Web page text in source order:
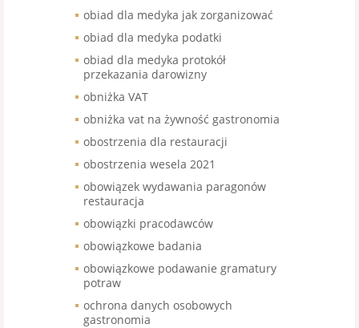
obiad dla medyka jak zorganizować
obiad dla medyka podatki
obiad dla medyka protokół
przekazania darowizny
obniżka VAT
obniżka vat na żywność gastronomia
obostrzenia dla restauracji
obostrzenia wesela 2021
obowiązek wydawania paragonów
restauracja
obowiązki pracodawców
obowiązkowe badania
obowiązkowe podawanie gramatury
potraw
ochrona danych osobowych
gastronomia